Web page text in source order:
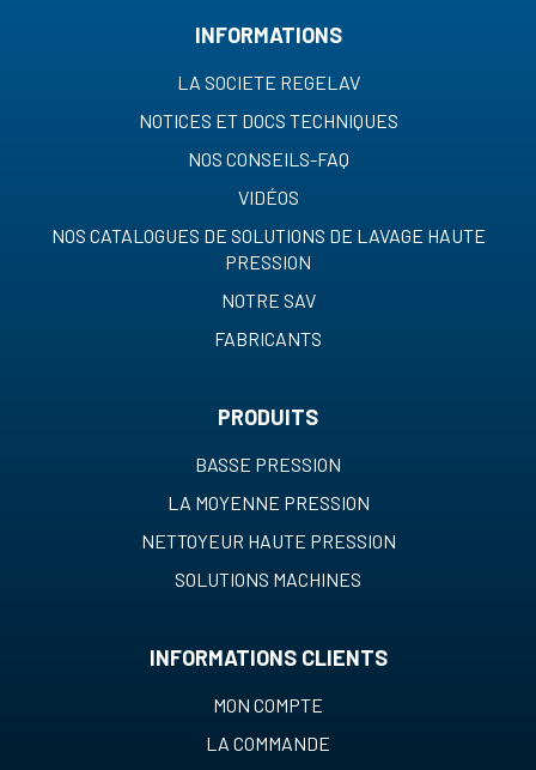
INFORMATIONS
LA SOCIETE REGELAV
NOTICES ET DOCS TECHNIQUES
NOS CONSEILS-FAQ
VIDÉOS
NOS CATALOGUES DE SOLUTIONS DE LAVAGE HAUTE
PRESSION
NOTRE SAV
FABRICANTS
PRODUITS
BASSE PRESSION
LA MOYENNE PRESSION
NETTOYEUR HAUTE PRESSION
SOLUTIONS MACHINES
INFORMATIONS CLIENTS
MON COMPTE
LA COMMANDE